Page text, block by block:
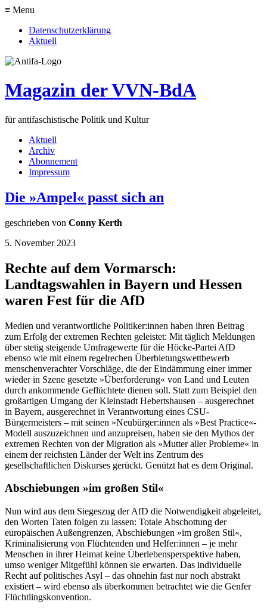
≡ Menu
Datenschutzerklärung
Aktuell
Magazin der VVN-BdA
für antifaschistische Politik und Kultur
Aktuell
Archiv
Abonnement
Impressum
Die »Ampel« passt sich an
geschrieben von Conny Kerth
5. November 2023
Rechte auf dem Vormarsch:
Landtagswahlen in Bayern und Hessen
waren Fest für die AfD
Medien und verantwortliche Politiker:innen haben ihren Beitrag
zum Erfolg der extremen Rechten geleistet: Mit täglich Meldungen
über stetig steigende Umfragewerte für die Höcke-Partei AfD
ebenso wie mit einem regelrechen Überbietungswettbewerb
menschenverachter Vorschläge, die der Eindämmung einer immer
wieder in Szene gesetzte »Überforderung« von Land und Leuten
durch ankommende Geflüchtete dienen soll. Statt zum Beispiel den
großartigen Umgang der Kleinstadt Hebertshausen – ausgerechnet
in Bayern, ausgerechnet in Verantwortung eines CSU-
Bürgermeisters – mit seinen »Neubürger:innen als »Best Practice«-
Modell auszuzeichnen und anzupreisen, haben sie den Mythos der
extremen Rechten von der Migration als »Mutter aller Probleme« in
einem der reichsten Länder der Welt ins Zentrum des
gesellschaftlichen Diskurses gerückt. Genützt hat es dem Original.
Abschiebungen »im großen Stil«
Nun wird aus dem Siegeszug der AfD die Notwendigkeit abgeleitet,
den Worten Taten folgen zu lassen: Totale Abschottung der
europäischen Außengrenzen, Abschiebungen »im großen Stil«,
Kriminalisierung von Flüchtenden und Helfer:innen – je mehr
Menschen in ihrer Heimat keine Überlebensperspektive haben,
umso weniger Mitgefühl können sie erwarten. Das individuelle
Recht auf politisches Asyl – das ohnehin fast nur noch abstrakt
existiert – wird ebenso als überkommen betrachtet wie die Genfer
Flüchtlingskonvention.